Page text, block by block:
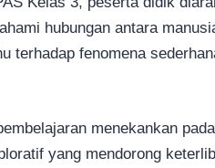
hubungan antara
terhadap fenomena
menekankan
yang mendorong